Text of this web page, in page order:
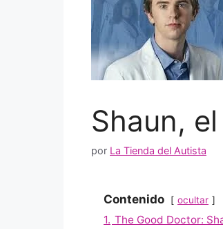
Shaun,
por La Tienda del Autista
Contenido ocultar
1. The Good Doctor: